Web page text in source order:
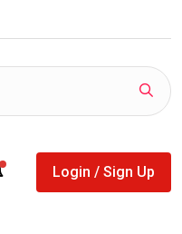
Login / Sign Up